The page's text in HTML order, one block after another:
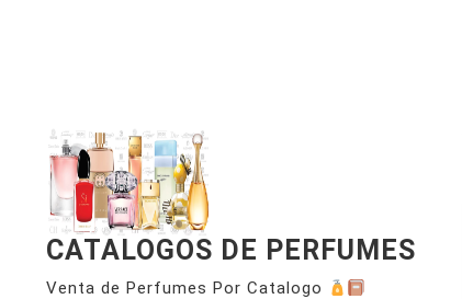
CATALOGOS DE PERFUMES
Venta de Perfumes Por Catalogo